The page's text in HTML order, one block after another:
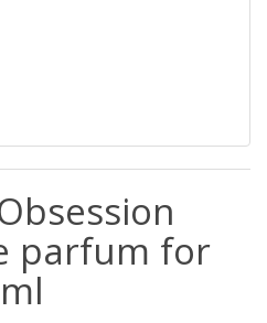
parfum for